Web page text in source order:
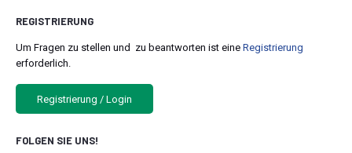
REGISTRIERUNG
Um Fragen zu stellen und zu beantworten ist eine Registrierung
erforderlich.
Registrierung / Login
FOLGEN SIE UNS!